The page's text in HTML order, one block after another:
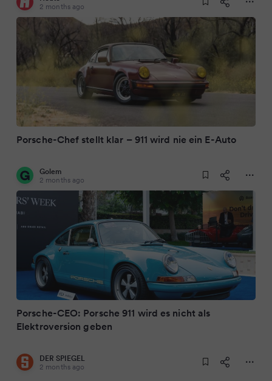
2 months ago
Porsche-Chef stellt klar – 911 wird nie ein E-Auto
Golem
2 months ago
Porsche-CEO: Porsche 911 wird es nicht als
Elektroversion geben
DER SPIEGEL
2 months ago